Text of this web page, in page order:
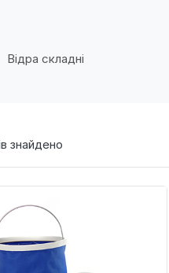
Відра складні
знайдено